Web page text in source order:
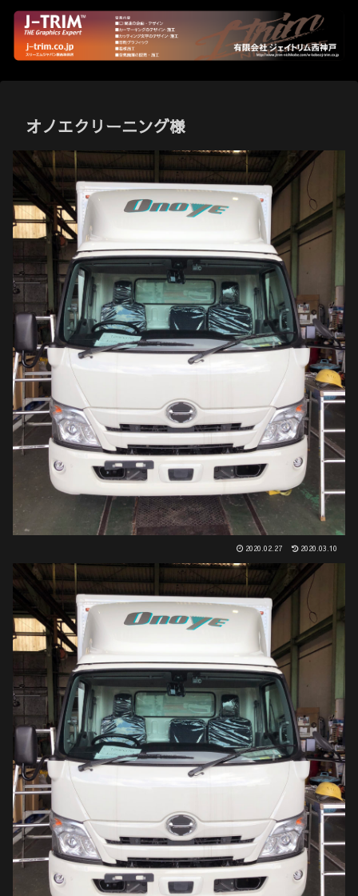
オノエクリーニング様
2020.02.27 2020.03.10